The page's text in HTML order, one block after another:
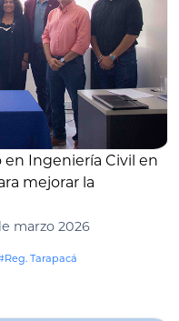
Ingeniería Civil en
mejorar la
marzo 2026
Tarapacá